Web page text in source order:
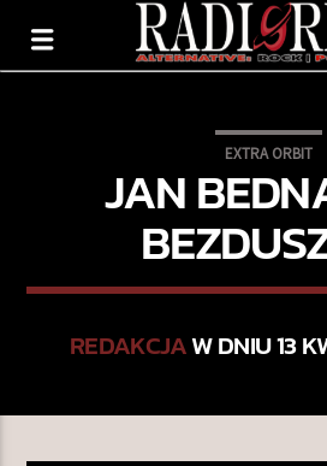
EXTRA ORBIT
JAN
REDAKCJAW DNIU 13